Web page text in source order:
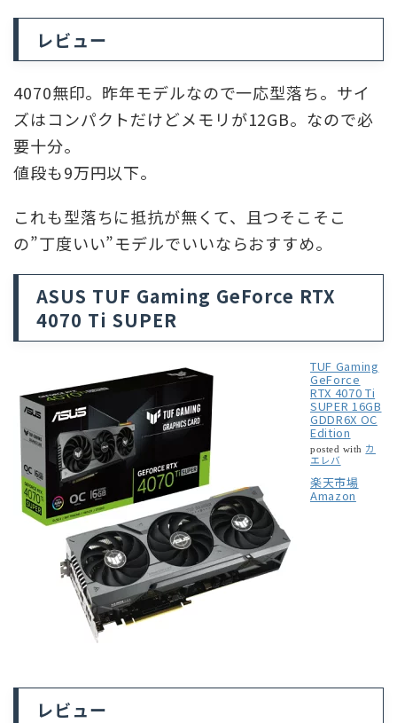
レビュー
4070無印。昨年モデルなので一応型落ち。サイ
ズはコンパクトだけどメモリが12GB。なので必
要十分。
値段も9万円以下。
これも型落ちに抵抗が無くて、且つそこそこ
の”丁度いい”モデルでいいならおすすめ。
ASUS TUF Gaming GeForce RTX
4070 Ti SUPER
TUF Gaming
GeForce
RTX 4070 Ti
SUPER 16GB
GDDR6X OC
Edition
posted with カ
エレバ
楽天市場
Amazon
レビュー